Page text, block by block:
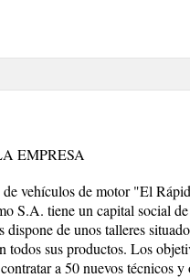
EMPRESA
vehículos de motor "El
S.A. tiene un capital social
dispone de unos talleres
sus productos. Los
a 50 nuevos técnicos